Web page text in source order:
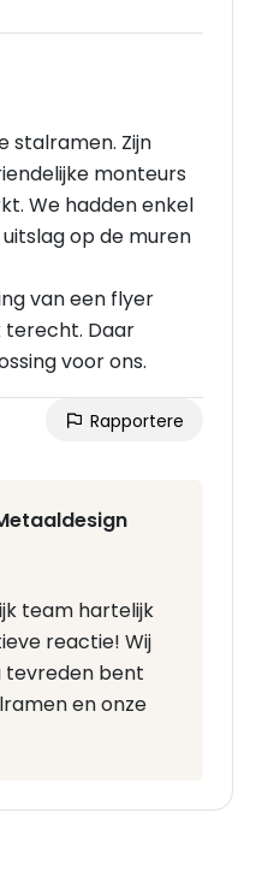
stalramen. Zijn
monteurs
We hadden enkel
op de muren
van een flyer
terecht. Daar
voor ons.
Rapportere
team hartelijk
reactie! Wij
tevreden bent
en onze